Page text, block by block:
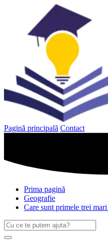
Pagină principală Contact
Prima pagină
Geografie
Care sunt primele trei
Caută
după:
Search